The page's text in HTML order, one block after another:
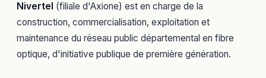
Nivertel (filiale d'Axione) est en charge de la
construction, commercialisation, exploitation et
maintenance du réseau public départemental en fibre
optique, d'initiative publique de première génération.